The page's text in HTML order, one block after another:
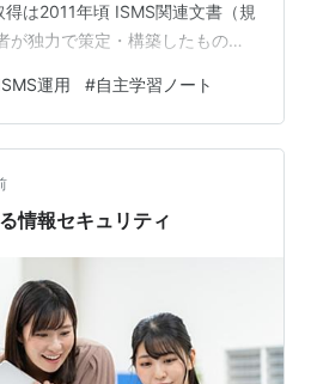
は2011年頃 ISMS関連文書（規
が独力で策定・構築したものか
る必要があった 【当時の課
ISMS未経験者が改訂対応を行わ
情シス2名、総務1名。私は総務
理由で、ほぼゼロイチ対応が必
コンプライアンス気味な設定）
運用 #自主学習ノート
情報セキュリティ